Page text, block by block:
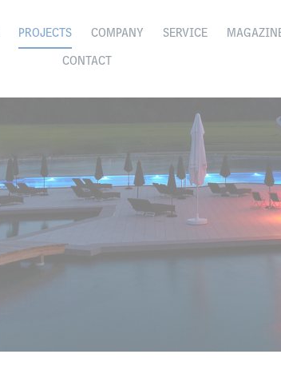
PROJECTS COMPANY SERVICE
CONTACT